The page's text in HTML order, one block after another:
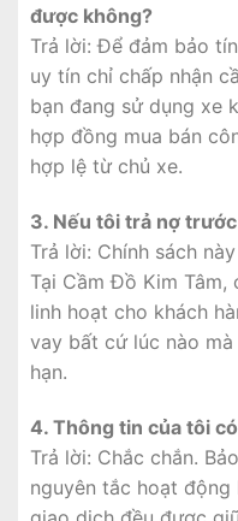
được không?
Trả lời: Để đảm bảo
uy tín chỉ chấp nhận
bạn đang sử dụng xe
hợp đồng mua bán
hợp lệ từ chủ xe.
3. Nếu tôi trả nợ
Trả lời: Chính sách
Tại Cầm Đồ Kim
linh hoạt cho khách
vay bất cứ lúc nào
hạn.
4. Thông tin của tôi
Trả lời: Chắc chắn.
nguyên tắc hoạt động